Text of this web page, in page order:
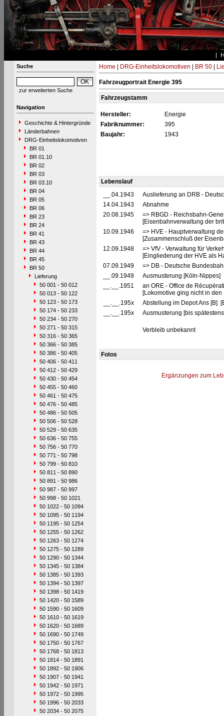
Suche
zur erweiterten Suche
Navigation
Geschichte & Hintergründe
Länderbahnen
DRG-Einheitslokomotiven
BR 01
BR 01.10
BR 02
BR 03
BR 03.10
BR 04
BR 05
BR 06
BR 23
BR 24
BR 41
BR 43
BR 44
BR 45
BR 50
Lieferung
50 001 - 50 012
50 013 - 50 122
50 123 - 50 173
50 174 - 50 233
50 234 - 50 270
50 271 - 50 315
50 316 - 50 365
50 366 - 50 385
50 386 - 50 405
50 406 - 50 411
50 412 - 50 429
50 430 - 50 454
50 455 - 50 460
50 461 - 50 475
50 476 - 50 485
50 486 - 50 505
50 506 - 50 528
50 529 - 50 635
50 636 - 50 755
50 756 - 50 770
50 771 - 50 798
50 799 - 50 810
50 811 - 50 890
50 891 - 50 986
50 987 - 50 997
50 998 - 50 1021
50 1022 - 50 1094
50 1095 - 50 1194
50 1195 - 50 1254
50 1255 - 50 1262
50 1263 - 50 1274
50 1275 - 50 1289
50 1290 - 50 1344
50 1345 - 50 1384
50 1385 - 50 1393
50 1394 - 50 1397
50 1398 - 50 1419
50 1420 - 50 1589
50 1590 - 50 1609
50 1610 - 50 1619
50 1620 - 50 1689
50 1690 - 50 1749
50 1750 - 50 1767
50 1768 - 50 1813
50 1814 - 50 1891
50 1892 - 50 1906
50 1907 - 50 1941
50 1942 - 50 1971
50 1972 - 50 1995
50 1996 - 50 2033
50 2034 - 50 2075
Home DRG-Einheitslokomotiven BR 50|
Fahrzeugportrait Energie 395
Fahrzeugstamm
Hersteller:
Energie
Fabriknummer:
395
Baujahr:
1943
Lebenslauf
__.04.1943
Auslieferung an DRB -
14.04.1943
Abnahme
20.08.1945
=> RBGD - Reichsbahn-
[Eisenbahnverwaltung der
10.09.1946
=> HVE - Hauptverwaltung
[Zusammenschluß der
12.09.1948
=> VfV - Verwaltung für
[Eingliederung der HVE als
07.09.1949
=> DB - Deutsche
__.09.1949
Ausmusterung [Köln-Nippes]
__.__.1951
an ORE - Office de
[Lokomotive ging nicht in
__.__.195x
Abstellung im Depot Ans [B]
__.__.195x
Ausmusterung [bis
Verbleib unbekannt
Fotos
Ergänzungen zum